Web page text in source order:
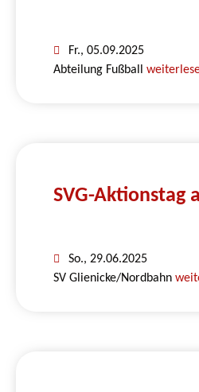
Fr., 05.09.2025
Abteilung Fußball
SVG-Aktionstag
So., 29.06.2025
SV Glienicke/Nordbahn